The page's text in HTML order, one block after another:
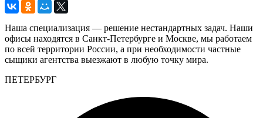
Наша специализация — решение нестандартных задач. Наши
офисы находятся в Санкт-Петербурге и Москве, мы работаем
по всей территории России, а при необходимости частные
сыщики агентства выезжают в любую точку мира.
ПЕТЕРБУРГ